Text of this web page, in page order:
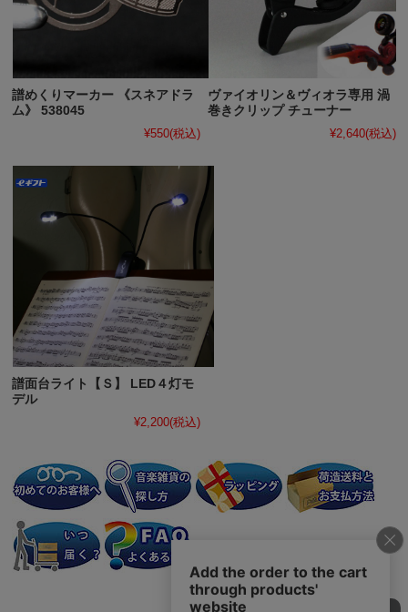
譜めくりマーカー 《スネアドラ
ム》 538045
¥550(税込)
ヴァイオリン＆ヴィオラ専用 渦
巻きクリップ チューナー
¥2,640(税込)
譜面台ライト【Ｓ】 LED４灯モ
デル
¥2,200(税込)